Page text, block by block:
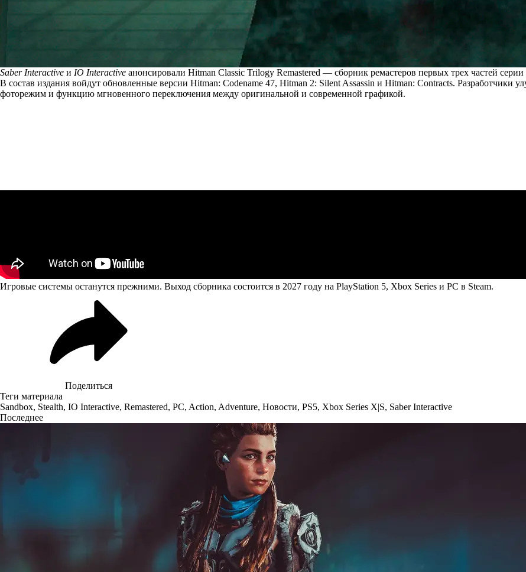
Saber Interactive и IO Interactive анонсировали Hitman Classic Trilogy Remastered — сборник ремастеров первых трех частей
В состав издания войдут обновленные версии Hitman: Codename 47, Hitman 2: Silent Assassin и Hitman: Contracts. Разработчики
фоторежим и функцию мгновенного переключения между оригинальной и современной графикой.
Игровые системы останутся прежними. Выход сборника состоится в 2027 году на PlayStation 5, Xbox Series и PC в Steam.
Поделиться
Теги материала
Sandbox, Stealth, IO Interactive, Remastered, PC, Action, Adventure, Новости, PS5, Xbox Series X|S, Saber Interactive
Последнее